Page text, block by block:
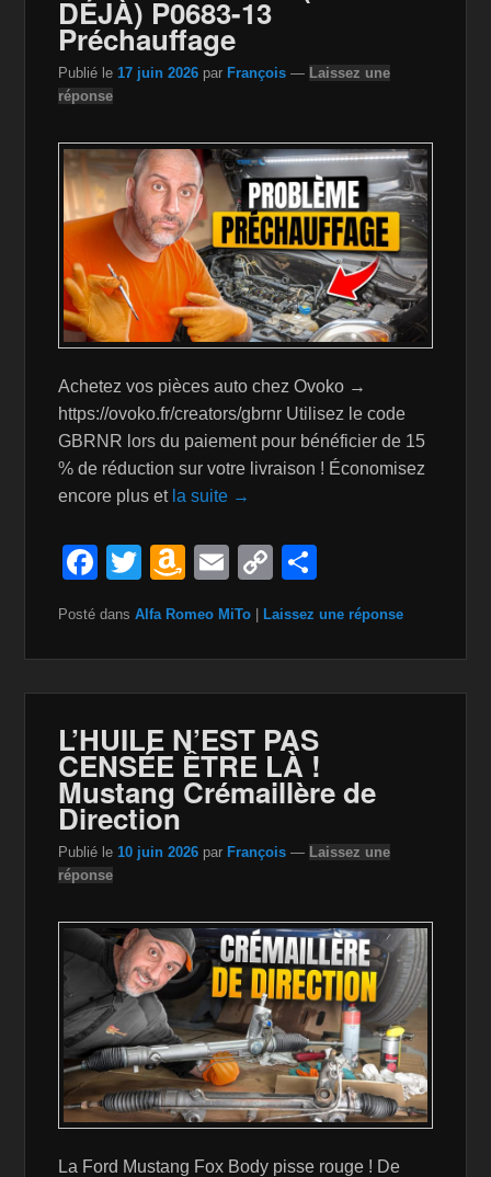
o
k
W
is
h
st
DÉJÀ) P0683-13
Préchauffage
Publié le17 juin 2026 par François — Laissez une
réponse
Achetez vos pièces auto chez Ovoko →
https://ovoko.fr/creators/gbrnr Utilisez le code
GBRNR lors du paiement pour bénéficier de 15
% de réduction sur votre livraison ! Économisez
encore plus et la suite →
F
a
c
e
b
o
o
k
T
wi
tt
er
A
a
z
o
n
W
is
h
st
E
m
ail
C
o
p
y
Li
n
k
ta
g
er
Posté dans Alfa Romeo MiTo Laissez une réponse
L’HUILE N’EST PAS
CENSÉE ÊTRE LÀ !
Mustang Crémaillère de
Direction
Publié le10 juin 2026 par François — Laissez une
réponse
La Ford Mustang Fox Body pisse rouge ! De